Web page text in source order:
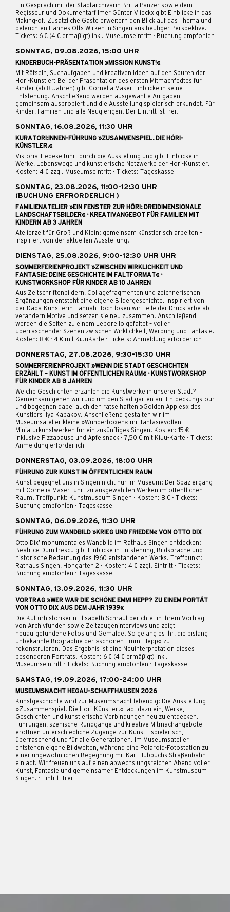
Ein Gespräch mit der Stadtarchivarin Britta Panzer sowie dem
Regisseur und Dokumentarfilmer Günter Vlieckx gibt Einblicke in das
Making-of. Zusätzliche Gäste erweitern den Blick auf das Thema und
beleuchten Hannes Otts Wirken in Singen aus heutiger Perspektive.
Tickets: 6 € (4 € ermäßigt) inkl. Museumseintritt · Buchung empfohlen
SONNTAG, 09.08.2026, 15:00 UHR
KINDERBUCH-PRÄSENTATION »MISSION KUNST!«
Mit Rätseln, Suchaufgaben und kreativen Ideen auf den Spuren der
Höri-Künstler: Bei der Präsentation des ersten Mitmachfedtes für
Kinder (ab 8 Jahren) gibt Cornelia Maser Einblicke in seine
Entstehung. Anschließend werden ausgewählte Aufgaben
gemeinsam ausprobiert und die Ausstellung spielerisch erkundet. Für
Kinder, Familien und alle Neugierigen. Der Eintritt ist frei.
SONNTAG, 16.08.2026, 11:30 UHR
KURATORI:INNEN-FÜHRUNG »ZUSAMMENSPIEL. DIE HÖRI-
KÜNSTLER.«
Viktoria Tiedeke führt durch die Ausstellung und gibt Einblicke in
Werke, Lebenswege und künstlerische Netzwerke der Höri-Künstler.
Kosten: 4 € zzgl. Museumseintritt · Tickets: Tageskasse
SONNTAG, 23.08.2026, 11:00-12:30 UHR
(BUCHUNG ERFRORDERLICH )
FAMILIENATELIER »EIN FENSTER ZUR HÖRI: DREIDIMENSIONALE
LANDSCHAFTSBILDER« · KREATIVANGEBOT FÜR FAMILIEN MIT
KINDERN AB 3 JAHREN
Atelierzeit für Groß und Klein: gemeinsam künstlerisch arbeiten –
inspiriert von der aktuellen Ausstellung.
DIENSTAG, 25.08.2026, 9:00-12:30 UHR UHR
SOMMERFERIENPROJEKT »ZWISCHEN WIRKLICHKEIT UND
FANTASIE: DEINE GESCHICHTE IM FALTFORMAT« ·
KUNSTWORKSHOP FÜR KINDER AB 10 JAHREN
Aus Zeitschriftenbildern, Collagefragmenten und zeichnerischen
Ergänzungen entsteht eine eigene Bildergeschichte. Inspiriert von
der Dada-Künstlerin Hannah Höch lösen wir Teile der Druckfarbe ab,
verändern Motive und setzen sie neu zusammen. Anschließend
werden die Seiten zu einem Leporello gefaltet – voller
überraschender Szenen zwischen Wirklichkeit, Werbung und Fantasie.
Kosten: 8 € · 4 € mit KiJuKarte · Tickets: Anmeldung erforderlich
DONNERSTAG, 27.08.2026, 9:30-15:30 UHR
SOMMERFERIENPROJEKT »WENN DIE STADT GESCHICHTEN
ERZÄHLT – KUNST IM ÖFFENTLICHEN RAUM« · KUNSTWORKSHOP
FÜR KINDER AB 8 JAHREN
Welche Geschichten erzählen die Kunstwerke in unserer Stadt?
Gemeinsam gehen wir rund um den Stadtgarten auf Entdeckungstour
und begegnen dabei auch den rätselhaften »Golden Apples« des
Künstlers Ilya Kabakov. Anschließend gestalten wir im
Museumsatelier kleine »Wunderboxen« mit fantasievollen
Miniaturkunstwerken für ein zukünftiges Singen. Kosten: 15 €
inklusive Pizzapause und Apfelsnack · 7,50 € mit KiJu-Karte · Tickets:
Anmeldung erforderlich
DONNERSTAG, 03.09.2026, 18:00 UHR
FÜHRUNG ZUR KUNST IM ÖFFENTLICHEN RAUM
Kunst begegnet uns in Singen nicht nur im Museum: Der Spaziergang
mit Cornelia Maser führt zu ausgewählten Werken im öffentlichen
Raum. Treffpunkt: Kunstmuseum Singen · Kosten: 8 € · Tickets:
Buchung empfohlen · Tageskasse
SONNTAG, 06.09.2026, 11:30 UHR
FÜHRUNG ZUM WANDBILD »KRIEG UND FRIEDEN« VON OTTO DIX
Otto Dix’ monumentales Wandbild im Rathaus Singen entdecken:
Beatrice Dumitrescu gibt Einblicke in Entstehung, Bildsprache und
historische Bedeutung des 1960 entstandenen Werks. Treffpunkt:
Rathaus Singen, Hohgarten 2 · Kosten: 4 € zzgl. Eintritt · Tickets:
Buchung empfohlen · Tageskasse
SONNTAG, 13.09.2026, 11:30 UHR
VORTRAG »WER WAR DIE SCHÖNE EMMI HEPP? ZU EINEM PORTÄT
VON OTTO DIX AUS DEM JAHR 1939«
Die Kulturhistorikerin Elisabeth Schraut berichtet in ihrem Vortrag
von Archivfunden sowie Zeitzeugeninterviews und zeigt
neuaufgefundene Fotos und Gemälde. So gelang es ihr, die bislang
unbekannte Biographie der »schönen Emmi Hepp« zu
rekonstruieren. Das Ergebnis ist eine Neuinterpretation dieses
besonderen Porträts. Kosten: 6 € (4 € ermäßigt) inkl.
Museumseintritt · Tickets: Buchung empfohlen · Tageskasse
SAMSTAG, 19.09.2026, 17:00-24:00 UHR
MUSEUMSNACHT HEGAU-SCHAFFHAUSEN 2026
Kunstgeschichte wird zur Museumsnacht lebendig: Die Ausstellung
»Zusammenspiel. Die Höri-Künstler.« lädt dazu ein, Werke,
Geschichten und künstlerische Verbindungen neu zu entdecken.
Führungen, szenische Rundgänge und kreative Mitmachangebote
eröffnen unterschiedliche Zugänge zur Kunst – spielerisch,
überraschend und für alle Generationen. Im Museumsatelier
entstehen eigene Bildwelten, während eine Polaroid-Fotostation zu
einer ungewöhnlichen Begegnung mit Karl Hubbuchs Straßenbahn
einlädt. Wir freuen uns auf einen abwechslungsreichen Abend voller
Kunst, Fantasie und gemeinsamer Entdeckungen im Kunstmuseum
Singen. · Eintritt frei